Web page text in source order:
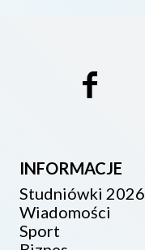
INFORMACJE
Studniówki 2026
Wiadomości
Sport